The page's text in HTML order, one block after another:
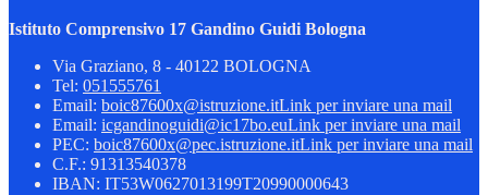
Istituto Comprensivo 17 Gandino Guidi Bologna
Via Graziano, 8 - 40122 BOLOGNA
Tel: 051555761
Email: boic87600x@istruzione.itLink per inviare una mail
Email: icgandinoguidi@ic17bo.euLink per inviare una mail
PEC: boic87600x@pec.istruzione.itLink per inviare una mail
C.F.: 91313540378
IBAN: IT53W0627013199T20990000643